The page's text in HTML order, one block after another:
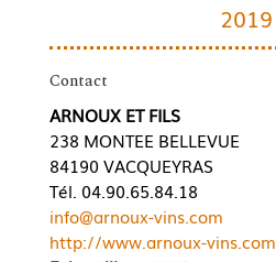
2019
Contact
ARNOUX ET FILS
238 MONTEE BELLEVUE
84190 VACQUEYRAS
Tél. 04.90.65.84.18
info@arnoux-vins.com
http://www.arnoux-vins.com